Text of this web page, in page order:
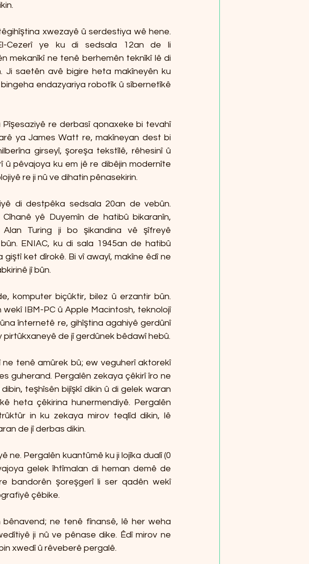
xwezayê û serdestiya wê hene.
Cezerî ye ku di sedsala 12an de li
mekanîkî ne tenê berhemên teknîkî lê di
Ji saetên avê bigire heta makîneyên ku
endazyariya robotîk û sîbernetîkê
re derbasî qonaxeke bi tevahî
ya James Watt re, makîneyan dest bi
girseyî, şoreşa tekstîlê, rêhesinî û
û pêvajoya ku em jê re dibêjin modernîte
re ji nû ve dihatin pênasekirin.
di destpêka sedsala 20an de vebûn.
yê Duyemîn de hatibû bikaranîn,
Turing ji bo şikandina vê şîfreyê
ENIAC, ku di sala 1945an de hatibû
ket dîrokê. Bi vî awayî, makîne êdî ne
jî bûn.
komputer biçûktir, bilez û erzantir bûn.
IBM-PC û Apple Macintosh, teknolojî
înternetê re, gihîştina agahiyê gerdûnî
pirtûkxaneyê de jî gerdûnek bêdawî hebû.
ne tenê amûrek bû; ew veguherî aktorekî
guherand. Pergalên zekaya çêkirî îro ne
teşhîsên bijîşkî dikin û di gelek waran
heta çêkirina hunermendiyê. Pergalên
in ku zekaya mirov teqlîd dikin, lê
de jî derbas dikin.
ne. Pergalên kuantûmê ku ji lojîka dualî (0
gelek îhtîmalan di heman demê de
bandorên şoreşgerî li ser qadên wekî
çêbike.
ne tenê fînansê, lê her weha
ji nû ve pênase dike. Êdî mirov ne
xwedî û rêveberê pergalê.